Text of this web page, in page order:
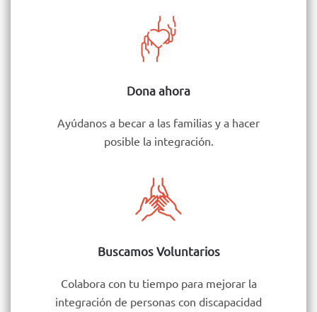
Dona ahora
Ayúdanos a becar a las familias y a hacer
posible la integración.
Buscamos Voluntarios
Colabora con tu tiempo para mejorar la
integración de personas con discapacidad